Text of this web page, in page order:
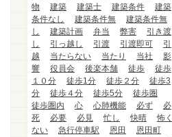
物
建築 建築士 建築条件
建築
条件なし
建築条件無
建築条件無
し
建築計画 弁当 弊害
引き渡
し
引っ越し 引渡 引渡即可
引
越
当たらない 当たり 当社
影
響
役員会 後楽本舗 徒歩
徒歩
１０分
徒歩1分 徒歩２分
徒歩3
分
徒歩４分 徒歩5分
徒歩圏
徒歩圏内
心 心肺機能 必ず
必
死
必要 必見 忙し 快晴
怖く
ない
急行停車駅 恩田
恩田町